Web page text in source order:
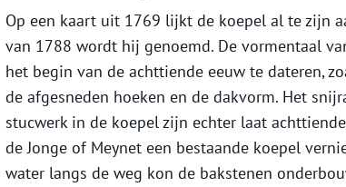
Op een kaart uit 1769 lijkt de koepel al te zijn
van 1788 wordt hij genoemd. De vormentaal
het begin van de achttiende eeuw te dateren,
de afgesneden hoeken en de dakvorm. Het
stucwerk in de koepel zijn echter laat
de Jonge of Meynet een bestaande koepel
water langs de weg kon de bakstenen